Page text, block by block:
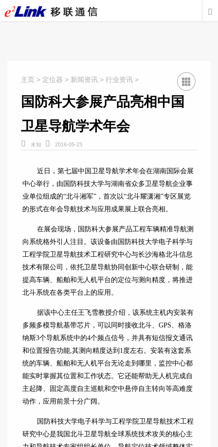

主页 > 定位器 > 新闻资讯 > 行业资讯 >
国防科大参展产品亮相中国
卫星导航学术年会
 未知  2016-05-23
近日，第七届中国卫星导航学术年会在湖南国际会展
中心举行，由国防科技大学与湖南省众多卫星导航企业事
业单位组成的“北斗湘军”，首次以“北斗耀潇湘”专区展览
的形式在年会导航技术与应用成果展上联合亮相。
在展会现场，国防科大参展产品工程车辆精准导航测
向系统格外引人注目。该设备由国防科技大学电子科学与
工程学院卫星导航技术工程研究中心与长沙海格北斗信息
技术有限公司，依托卫星导航协同创新中心联合研制，能
提高车辆、船舶和无人机平台的定位与测向精度，将推进
北斗系统在各类平台上的应用。
据该中心主任王飞雪教授介绍，该系统主机内安装有
多频多模导航基带芯片，可以同时接收北斗、GPS、格洛
纳斯3个导航系统中的4个频点信号，并具有短信报文通讯
和位置报告功能,其测向精度达到1度左右。安装有这套系
统的车辆、船舶和无人机平台无论走到哪里，监控中心都
能实时掌握其位置和工作状态。它还能帮助无人机完成自
主起降、固定高度自主巡航和空中悬停自主转向等高难度
动作，应用前景十分广阔。
国防科技大学电子科学与工程学院卫星导航技术工程
研究中心是我国北斗卫星导航全球系统技术攻关的核心主